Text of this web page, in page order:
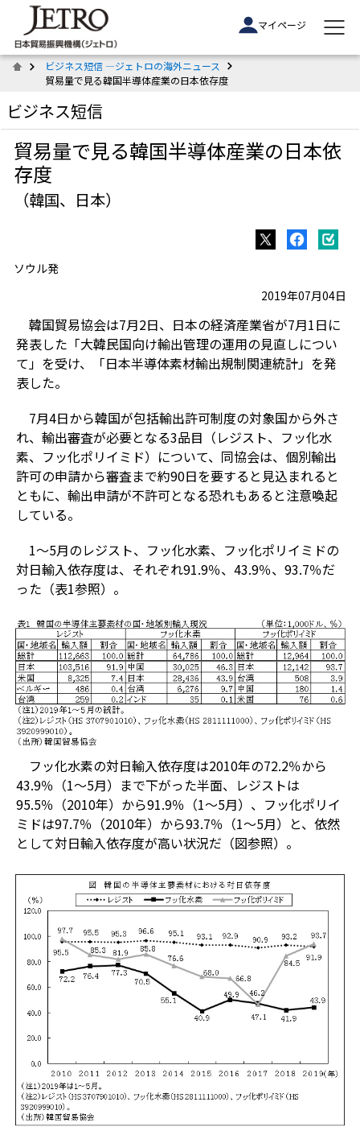
マイページ
ビジネス短信 ―ジェトロの海外ニュース
貿易量で見る韓国半導体産業の日本依存度
ビジネス短信
貿易量で見る韓国半導体産業の日本依
存度
（韓国、日本）
ソウル発
2019年07月04日
韓国貿易協会は7月2日、日本の経済産業省が7月1日に
発表した「大韓民国向け輸出管理の運用の見直しについ
て」を受け、「日本半導体素材輸出規制関連統計」を発
表した。
7月4日から韓国が包括輸出許可制度の対象国から外さ
れ、輸出審査が必要となる3品目（レジスト、フッ化水
素、フッ化ポリイミド）について、同協会は、個別輸出
許可の申請から審査まで約90日を要すると見込まれると
ともに、輸出申請が不許可となる恐れもあると注意喚起
している。
1～5月のレジスト、フッ化水素、フッ化ポリイミドの
対日輸入依存度は、それぞれ91.9％、43.9％、93.7％だ
った（表1参照）。
フッ化水素の対日輸入依存度は2010年の72.2％から
43.9％（1～5月）まで下がった半面、レジストは
95.5％（2010年）から91.9％（1～5月）、フッ化ポリイ
ミドは97.7％（2010年）から93.7％（1～5月）と、依然
として対日輸入依存度が高い状況だ（図参照）。